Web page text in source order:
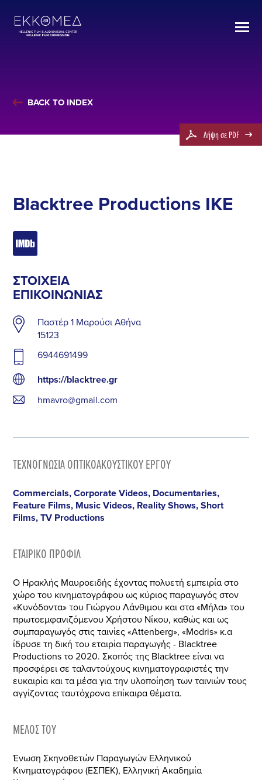
BACK TO INDEX
Λήψη σε PDF
Blacktree Productions ΙΚΕ
ΣΤΟΙΧΕΊΑ
ΕΠΙΚΟΙΝΩΝΊΑΣ
Παστέρ 1 Μαρούσι Αθήνα
15123
6944691499
https://blacktree.gr
hmavro@gmail.com
ΤΕΧΝΟΓΝΩΣΊΑ ΟΠΤΙΚΟΑΚΟΥΣΤΙΚΟΎ ΈΡΓΟΥ
Commercials, Corporate Videos, Documentaries,
Feature Films, Music Videos, Reality Shows, Short
Films, TV Productions
ΕΤΑΙΡΙΚΌ ΠΡΟΦΊΛ
Ο Ηρακλής Μαυροειδής έχοντας πολυετή εμπειρία στο
χώρο του κινηματογράφου ως κύριος παραγωγός στον
«Κυνόδοντα» του Γιώργου Λάνθιμου και στα «Μήλα» του
πρωτοεμφανιζόμενου Χρήστου Νίκου, καθώς και ως
συμπαραγωγός στις ταινίες «Attenberg», «Modris» κ.α
ίδρυσε τη δική του εταιρία παραγωγής - Blacktree
Productions το 2020. Σκοπός της Βlacktree είναι να
προσφέρει σε ταλαντούχους κινηματογραφιστές την
ευκαιρία και τα μέσα για την υλοποίηση των ταινιών τους
αγγίζοντας ταυτόχρονα επίκαιρα θέματα.
ΜΈΛΟΣ ΤΟΥ
Ένωση Σκηνοθετών Παραγωγών Ελληνικού
Κινηματογράφου (ΕΣΠΕΚ), Ελληνική Ακαδημία